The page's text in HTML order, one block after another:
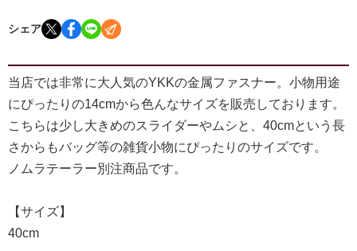
シェア
当店では非常に大人気のYKKの金属ファスナー。小物用途
にぴったりの14cmから色んなサイズを販売しております。
こちらは少し大きめのスライダーやムシと、40cmという長
さからもバッグ等の雑貨小物にぴったりのサイズです。
ノムラテーラー別注商品です。
【サイズ】
40cm